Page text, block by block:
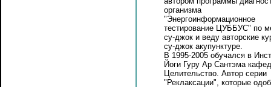
организма
"Энергоинформационное
тестирование ЦУББУС" по
су-джок и веду авторские
су-джок акупунктурe.
В 1995-2005 обучался в
Йоги Гуру Ар Сантэма
Целительство. Автор серии
"Реклаксации", которые